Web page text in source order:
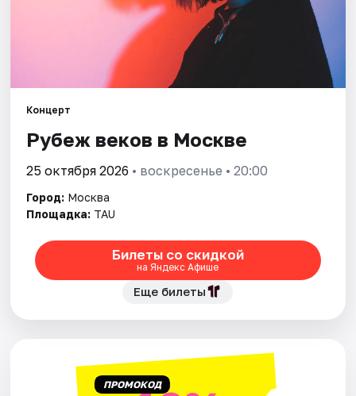
Города
Площадки
Артисты
Рейтинги
Концерт
Рубеж веков в Москве
25 октября 2026 • воскресенье • 20:00
Город: Москва
Площадка: TAU
Билеты со скидкой
на Яндекс Афише
Еще билеты
ПРОМОКОД